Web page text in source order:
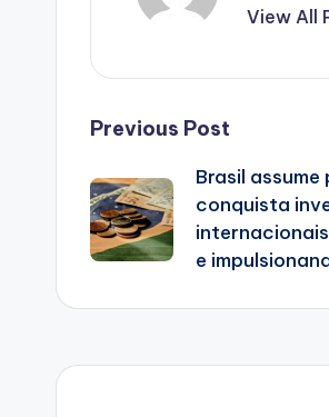
View All
Post
navigation
Previous Post
Brasil
conquista
e